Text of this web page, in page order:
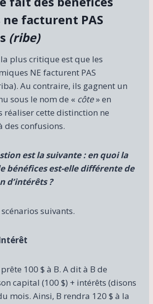
ne facturent PAS
(ribe)
plus critique est que les
NE facturent PAS
Au contraire, ils gagnent un
sous le nom de « côte» en
réaliser cette distinction ne
des confusions.
est la suivante : en quoi la
bénéfices est-elle différente de
d’intérêts ?
suivants.
100 $ à B. A dit à B de
capital (100 $) + intérêts (disons
mois. Ainsi, B rendra 120 $ à la